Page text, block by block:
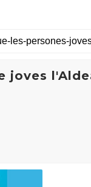
joves